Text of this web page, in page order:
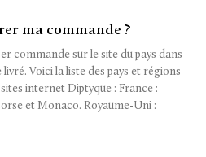
ma commande ?
commande sur le site du pays dans
Voici la liste des pays et régions
internet Diptyque : France :
et Monaco. Royaume-Uni :